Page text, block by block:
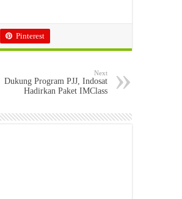
Pinterest
Next
Dukung Program PJJ, Indosat
Hadirkan Paket IMClass